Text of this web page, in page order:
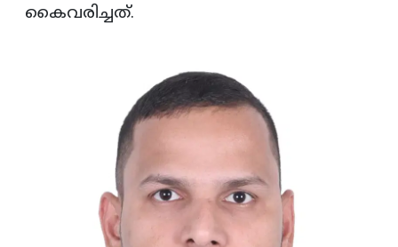
കൈവരിച്ചത്.